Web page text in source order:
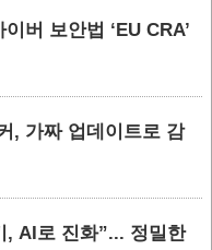
버 보안법 ‘EU CRA’
, 가짜 업데이트로 감
, AI로 진화”... 정밀한